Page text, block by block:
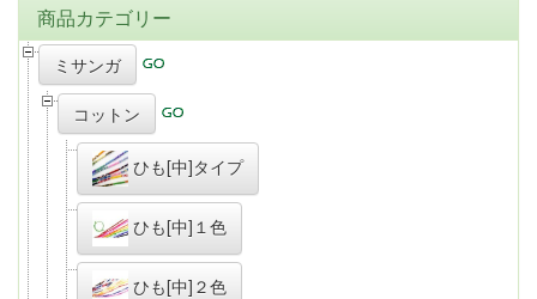
商品カテゴリー
ミサンガ
コットン
ひも[中]タイプ
ひも[中]１色
ひも[中]２色